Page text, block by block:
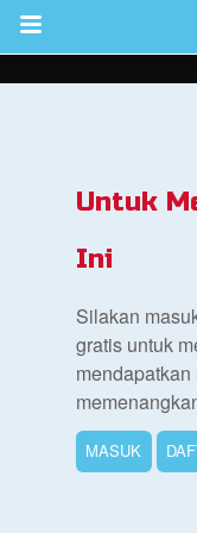
Alkitab untuk Anak
Untuk
Ini
Silakan
gratis untuk
MASUK